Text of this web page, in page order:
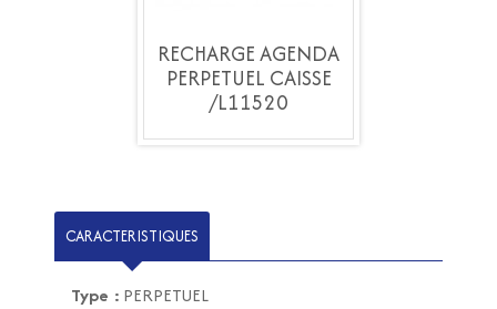
RECHARGE AGENDA
PERPETUEL CAISSE
/L11520
CARACTERISTIQUES
Type : PERPETUEL